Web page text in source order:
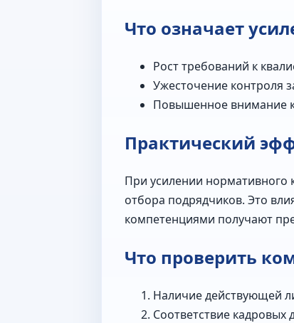
Что означает
Рост требований к
Ужесточение контроля
Повышенное внимание
Практический
При усилении нормативного
отбора подрядчиков. Это
компетенциями получают
Что проверить
Наличие действующей
Соответствие